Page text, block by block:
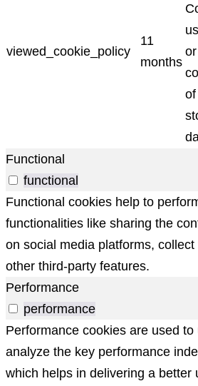
viewed_cookie_policy
11
months
Functional
functional
Functional cookies help to
functionalities like sharing the
on social media platforms,
other third-party features.
Performance
performance
Performance cookies are used to
analyze the key performance
which helps in delivering a better